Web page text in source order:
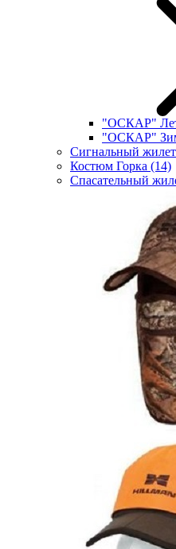
"ОСКАР"
"ОСКАР"
Сигнальный жилет
Костюм Горка (14)
Спасательный